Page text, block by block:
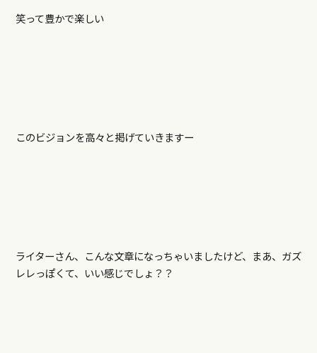
笑って豊かで楽しい
このビジョンを高々と掲げていきますー
ライターさん、こんな文章になっちゃいましたけど、まあ、ガズ
レレっぽくて、いい感じでしょ？？